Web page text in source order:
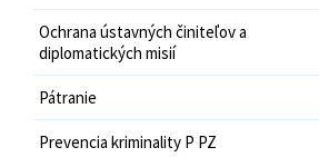
Ochrana ústavných činiteľov a
diplomatických misií
Pátranie
Prevencia kriminality P PZ